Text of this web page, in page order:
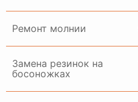
Ремонт молнии
Замена резинок на
босоножках